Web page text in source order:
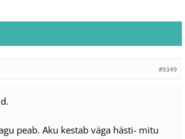
#9349
peab. Aku kestab väga hästi- mitu